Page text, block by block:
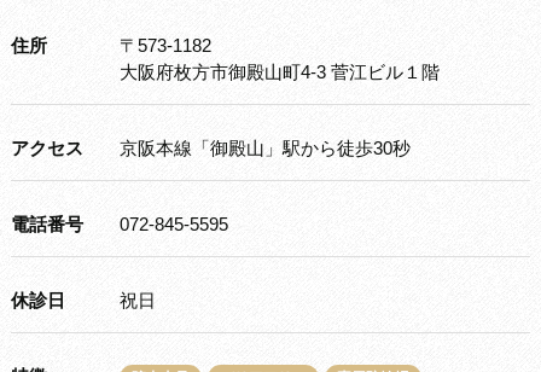
住所
〒573-1182
大阪府枚方市御殿山町4-3 菅江ビル１階
アクセス 京阪本線「御殿山」駅から徒歩30秒
電話番号 072-845-5595
休診日 祝日